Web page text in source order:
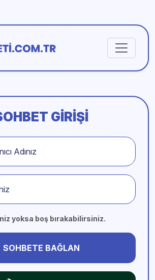
GIRIŞI
Adınız
yoksa boş bırakabilirsiniz.
SOHBETE BAĞLAN